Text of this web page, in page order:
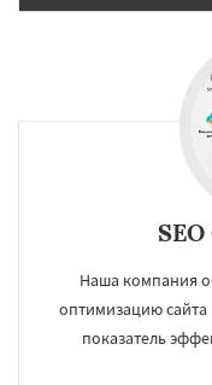
Наша компания
оптимизацию
показатель